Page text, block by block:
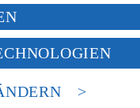
durch Facebook und
Art. 49 Abs. 1 Satz 1 lit.
EuGH sieht die USA als
Datenschutzniveau an. Es